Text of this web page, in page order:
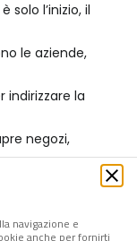
solo l’inizio, il
le aziende,
indirizzare la
negozi,
strutturata e
in Italia: il
navigazione e
anche per fornirti